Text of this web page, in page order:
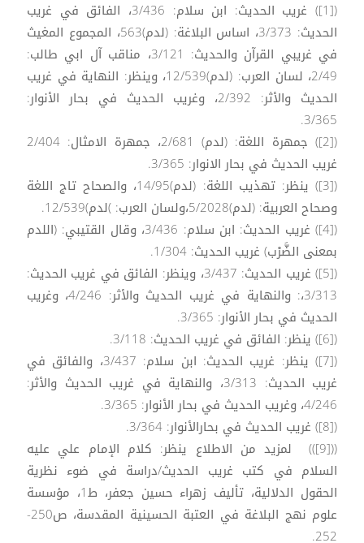
([1]) غريب الحديث: ابن سلام: 3/436، الفائق في غريب
الحديث: 3/373، اساس البلاغة: (لدم)563، المجموع المغيث
في غريبي القرآن والحديث: 3/121، مناقب آل ابي طالب:
2/49، لسان العرب: (لدم)12/539، وينظر: النهاية في غريب
الحديث والأثر: 2/392، وغريب الحديث في بحار الأنوار:
3/365.
([2]) جمهرة اللغة: (لدم) 2/681، جمهرة الامثال: 2/404
غريب الحديث في بحار الانوار: 3/365.
([3]) ينظر: تهذيب اللغة: (لدم)14/95، والصحاح تاج اللغة
وصحاح العربية: (لدم)5/2028،ولسان العرب: )لدم)12/539.
([4]) غريب الحديث: ابن سلام: 3/436، وقال القتيبي: (اللدم
بمعنى الضَّرْب) غريب الحديث: 1/304.
([5]) غريب الحديث: 3/437، وينظر: الفائق في غريب الحديث:
3/313،: والنهاية في غريب الحديث والأثر: 4/246، وغريب
الحديث في بحار الأنوار: 3/365.
([6]) ينظر: الفائق في غريب الحديث: 3/118.
([7]) ينظر: غريب الحديث: ابن سلام: 3/437، والفائق في
غريب الحديث: 3/313، والنهاية في غريب الحديث والأثر:
4/246، وغريب الحديث في بحار الأنوار: 3/365.
([8]) غريب الحديث في بحارالأنوار: 3/364.
(([9])) لمزيد من الاطلاع ينظر: كلام الإمام علي عليه
السلام في كتب غريب الحديث/دراسة في ضوء نظرية
الحقول الدلالية، تأليف زهراء حسين جعفر، ط1، مؤسسة
علوم نهج البلاغة في العتبة الحسينية المقدسة، ص250-
252.